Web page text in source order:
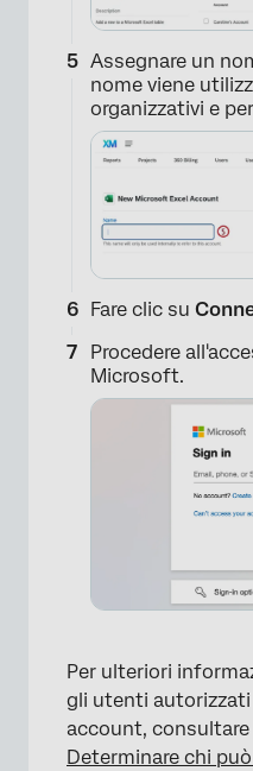
Assegnare un
nome viene
organizzativi e
Fare clic su
Procedere
Microsoft.
Per ulteriori
gli utenti autorizzati
account, consultare
Determinare chi